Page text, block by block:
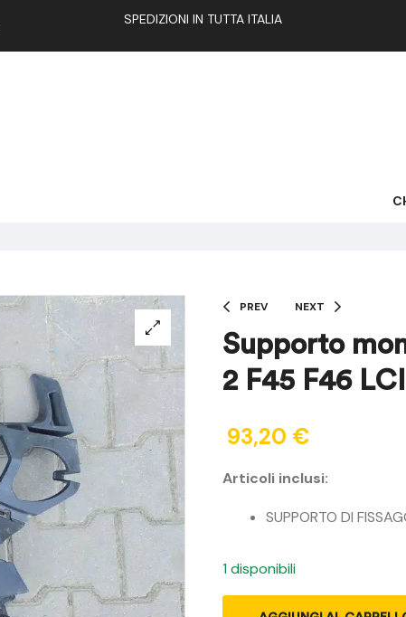
SPEDIZIONI IN TUTTA ITALIA
PREV NEXT
Supporto
2 F45 F46
93,20 €
Articoli inclusi:
SUPPORTO DI
1 disponibili